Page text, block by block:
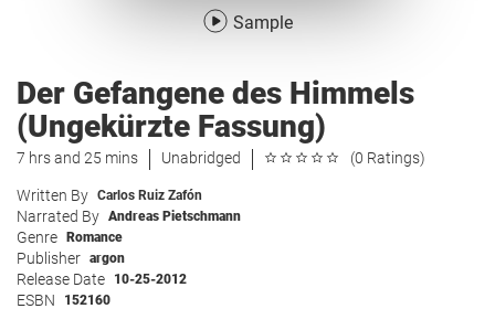
Sample
Der Gefangene des Himmels
(Ungekürzte Fassung)
7 hrs and 25 mins Unabridged (0 Ratings)
Written By Carlos Ruiz Zafón
Narrated By Andreas Pietschmann
Genre Romance
Publisher argon
Release Date 10-25-2012
ESBN 152160